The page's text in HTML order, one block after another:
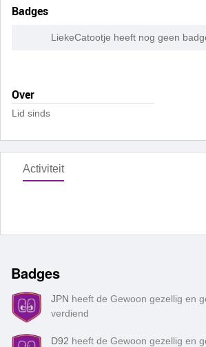
Badges
LiekeCatootje heeft nog geen
Over
Lid sinds
Activiteit
Badges
JPN heeft de Gewoon gezellig en
verdiend
D92 heeft de Gewoon gezellig en